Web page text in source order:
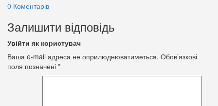
0 Коментарів
Залишити відповідь
Увійти як користувач
Ваша e-mail адреса не оприлюднюватиметься. Обов’язкові
поля позначені *